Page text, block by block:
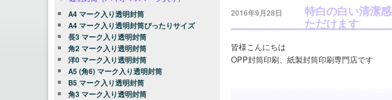
特白の白い清潔
ただけます
2016年9月28日
皆様こんにちは
OPP封筒印刷、紙製封筒印刷専門店です
A4 マーク入り透明封筒
A4 マーク入り透明封筒ぴったりサイズ
長3 マーク入り透明封筒
角2 マーク入り透明封筒
洋0 マーク入り透明封筒
A5 (角6) マーク入り透明封筒
B5 マーク入り透明封筒
角3 マーク入り透明封筒